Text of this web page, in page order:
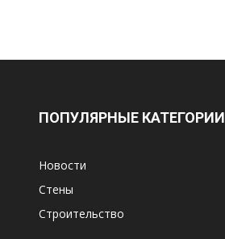
ПОПУЛЯРНЫЕ КАТЕГОРИИ
Новости
Стены
Строительство